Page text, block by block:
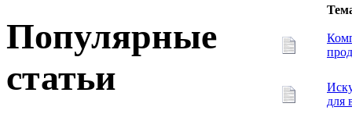
Популярные
статьи
для